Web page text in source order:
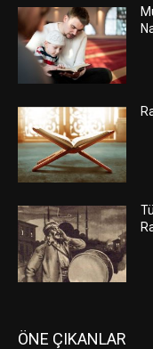
ÖNE ÇIKANLAR